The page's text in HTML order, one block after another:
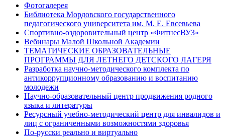
Фотогалерея
Библиотека Мордовского государственного
педагогического университета им. М. Е. Евсевьева
Спортивно-оздоровительный центр «ФитнесВУЗ»
Вебинары Малой Школьной Академии
ТЕМАТИЧЕСКИЕ ОБРАЗОВАТЕЛЬНЫЕ
ПРОГРАММЫ ДЛЯ ЛЕТНЕГО ДЕТСКОГО ЛАГЕРЯ
Разработка научно-методического комплекта по
антикоррупционному образованию и воспитанию
молодежи
Научно-образовательный центр продвижения родного
языка и литературы
Ресурсный учебно-методический центр для инвалидов и
лиц с ограниченными возможностями здоровья
По-русски реально и виртуально